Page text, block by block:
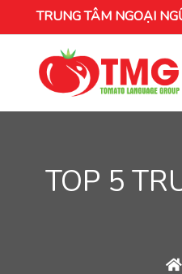
TRUNG TÂM NGOẠI
TOP 5